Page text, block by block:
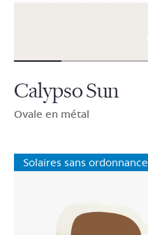
Calypso Sun
Ovale en métal
Solaires sans ordonnance